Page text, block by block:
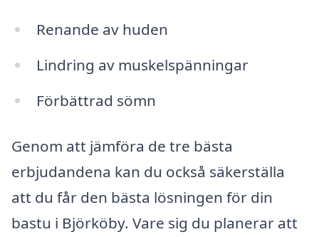
Renande av huden
Lindring av muskelspänningar
Förbättrad sömn
Genom att jämföra de tre bästa
erbjudandena kan du också säkerställa
att du får den bästa lösningen för din
bastu i Björköby. Vare sig du planerar att